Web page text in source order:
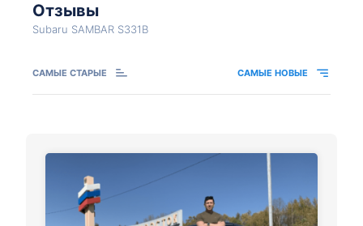
Отзывы
Subaru SAMBAR S331B
САМЫЕ СТАРЫЕ САМЫЕ НОВЫЕ